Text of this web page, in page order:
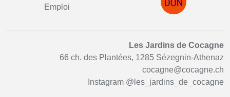
Emploi
Les Jardins de Cocagne
66 ch. des Plantées, 1285 Sézegnin-Athenaz
cocagne@cocagne.ch
Instagram @les_jardins_de_cocagne